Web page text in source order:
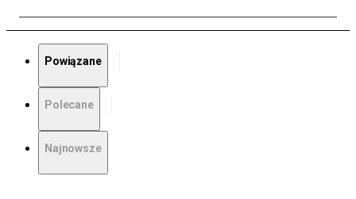
Powiązane
Polecane
Najnowsze